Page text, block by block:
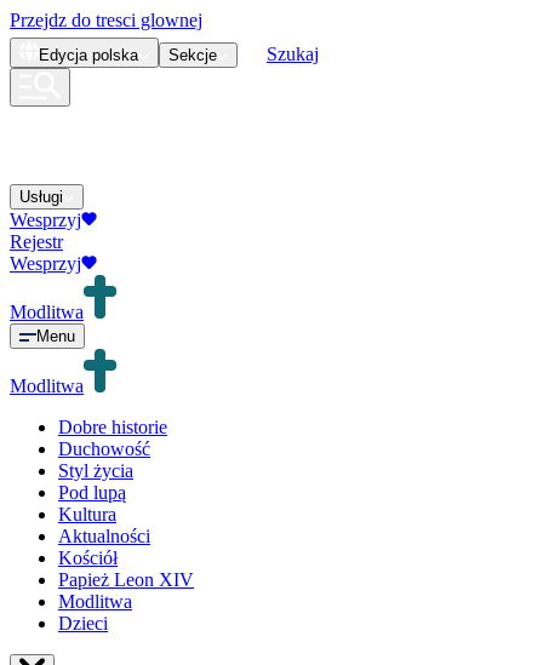
Przejdz do tresci glownej
Edycja polska Sekcje Szukaj
Usługi
Wesprzyj
Rejestr
Wesprzyj
Modlitwa
Menu
Modlitwa
Dobre historie
Duchowość
Styl życia
Pod lupą
Kultura
Aktualności
Kościół
Papież Leon XIV
Modlitwa
Dzieci